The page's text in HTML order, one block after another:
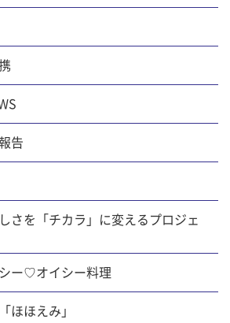
告
さを「チカラ」に変えるプロジェ
ー♡オイシー料理
ほほえみ」